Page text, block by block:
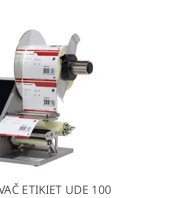
ETIKIET UDE 100